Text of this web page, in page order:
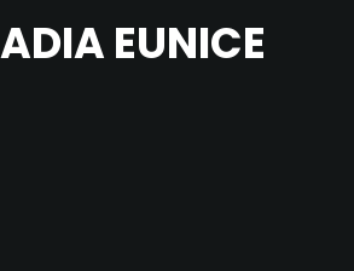
EUNICE